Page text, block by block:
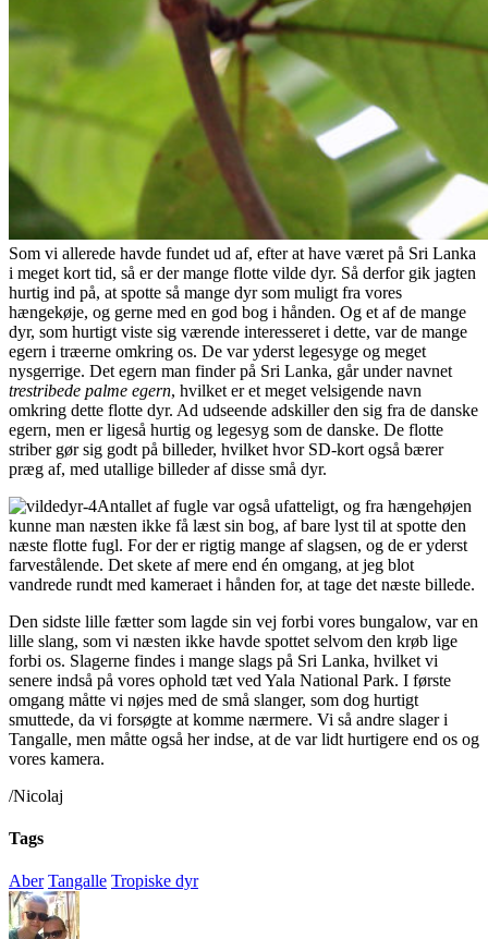
Som vi allerede havde fundet ud af, efter at have været på Sri Lanka
i meget kort tid, så er der mange flotte vilde dyr. Så derfor gik jagten
hurtig ind på, at spotte så mange dyr som muligt fra vores
hængekøje, og gerne med en god bog i hånden. Og et af de mange
dyr, som hurtigt viste sig værende interesseret i dette, var de mange
egern i træerne omkring os. De var yderst legesyge og meget
nysgerrige. Det egern man finder på Sri Lanka, går under navnet
trestribede palme egern, hvilket er et meget velsigende navn
omkring dette flotte dyr. Ad udseende adskiller den sig fra de danske
egern, men er ligeså hurtig og legesyg som de danske. De flotte
striber gør sig godt på billeder, hvilket hvor SD-kort også bærer
præg af, med utallige billeder af disse små dyr.
Antallet af fugle var også ufatteligt, og fra hængehøjen
kunne man næsten ikke få læst sin bog, af bare lyst til at spotte den
næste flotte fugl. For der er rigtig mange af slagsen, og de er yderst
farvestålende. Det skete af mere end én omgang, at jeg blot
vandrede rundt med kameraet i hånden for, at tage det næste billede.
Den sidste lille fætter som lagde sin vej forbi vores bungalow, var en
lille slang, som vi næsten ikke havde spottet selvom den krøb lige
forbi os. Slagerne findes i mange slags på Sri Lanka, hvilket vi
senere indså på vores ophold tæt ved Yala National Park. I første
omgang måtte vi nøjes med de små slanger, som dog hurtigt
smuttede, da vi forsøgte at komme nærmere. Vi så andre slager i
Tangalle, men måtte også her indse, at de var lidt hurtigere end os og
vores kamera.
/Nicolaj
Tags
Aber Tangalle Tropiske dyr